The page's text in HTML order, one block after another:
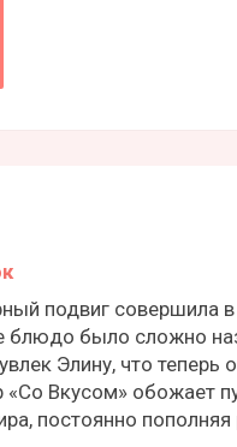
подвиг совершила
блюдо было сложно
Элину, что
Вкусом» обожает
постоянно